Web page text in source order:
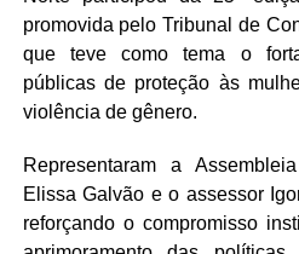
soluções que favoreçam o
geração de emprego e
investimentos.
O presidente Roberto
iniciativas nas áreas de
objetivo de incentivar o
promovida pelo Tribunal de
que teve como tema o
públicas de proteção às
violência de gênero.
Representaram a
Elissa Galvão e o assessor
reforçando o compromisso